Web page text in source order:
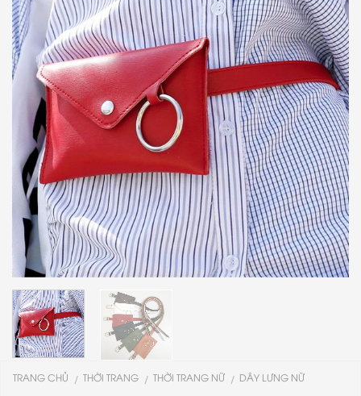
TRANG CHỦ / THỜI TRANG / THỜI TRANG NỮ / DÂY LƯNG NỮ